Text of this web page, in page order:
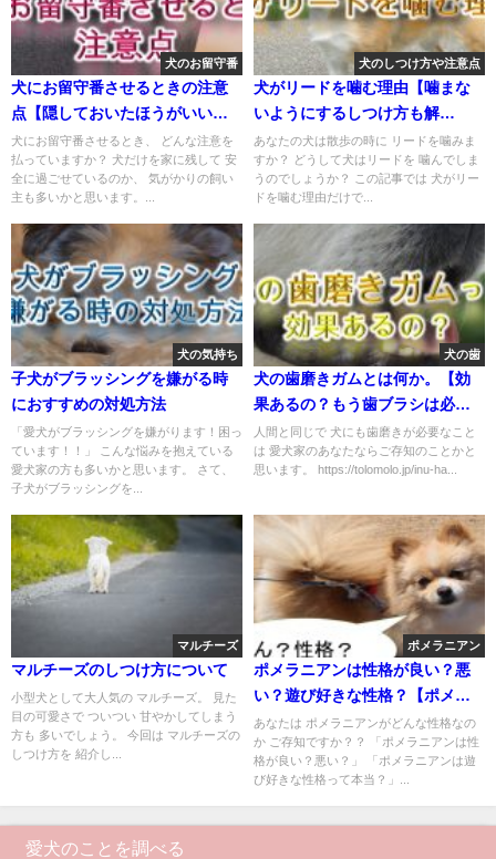
犬のお留守番
犬にお留守番させるときの注意
点【隠しておいたほうがいい物
など】
犬にお留守番させるとき、 どんな注意を
払っていますか？ 犬だけを家に残して 安
全に過ごせているのか、 気がかりの飼い
主も多いかと思います。...
犬のしつけ方や注意点
犬がリードを噛む理由【噛まな
いようにするしつけ方も解
説！】
あなたの犬は散歩の時に リードを噛みま
すか？ どうして犬はリードを 噛んでしま
うのでしょうか？ この記事では 犬がリー
ドを噛む理由だけで...
犬の気持ち
子犬がブラッシングを嫌がる時
におすすめの対処方法
「愛犬がブラッシングを嫌がります！困っ
ています！！」 こんな悩みを抱えている
愛犬家の方も多いかと思います。 さて、
子犬がブラッシングを...
犬の歯
犬の歯磨きガムとは何か。【効
果あるの？もう歯ブラシは必要
ない!?】
人間と同じで 犬にも歯磨きが必要なこと
は 愛犬家のあなたならご存知のことかと
思います。 https://tolomolo.jp/inu-ha...
マルチーズ
マルチーズのしつけ方について
小型犬として大人気の マルチーズ。 見た
目の可愛さで ついつい 甘やかしてしまう
方も 多いでしょう。 今回は マルチーズの
しつけ方を 紹介し...
ポメラニアン
ポメラニアンは性格が良い？悪
い？遊び好きな性格？【ポメラ
ニアンの性格について】
あなたは ポメラニアンがどんな性格なの
か ご存知ですか？？ 「ポメラニアンは性
格が良い？悪い？」 「ポメラニアンは遊
び好きな性格って本当？」...
愛犬のことを調べる